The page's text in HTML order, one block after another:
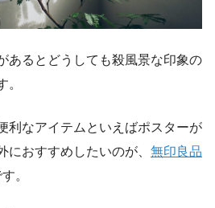
あるとどうしても殺風景な印象の
。
利なアイテムといえばポスターが
におすすめしたいのが、 無印良品
。